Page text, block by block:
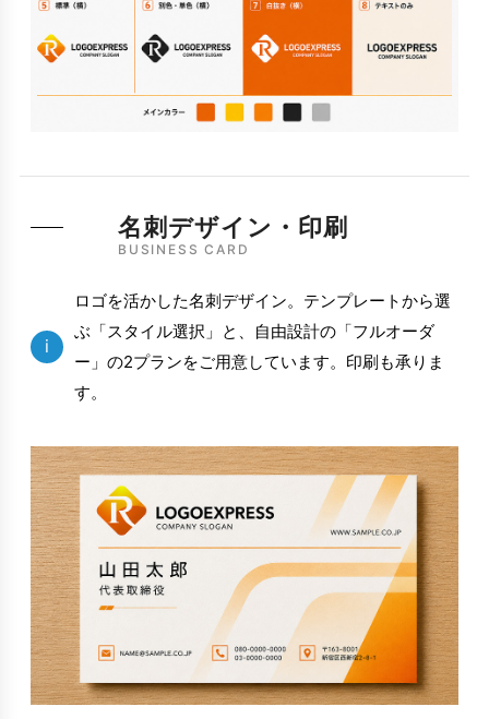
名刺デザイン・印刷
BUSINESS CARD
i
ロゴを活かした名刺デザイン。テンプレートから選
ぶ「スタイル選択」と、自由設計の「フルオーダ
ー」の2プランをご用意しています。印刷も承りま
す。